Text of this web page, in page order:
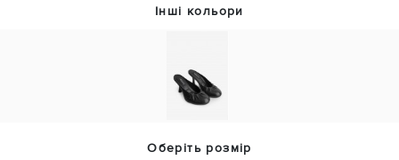
Інші кольори
Оберіть розмір